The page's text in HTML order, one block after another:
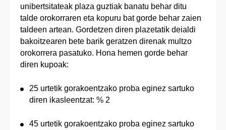
unibertsitateak plaza guztiak banatu behar ditu
talde orokorraren eta kopuru bat gorde behar zaien
taldeen artean. Gordetzen diren plazetatik deialdi
bakoitzearen bete barik geratzen direnak multzo
orokorrera pasatuko. Hona hemen gorde behar
diren kupoak:
25 urtetik gorakoentzako proba eginez sartuko
diren ikasleentzat: % 2
45 urtetik gorakoentzako proba eginez sartuko